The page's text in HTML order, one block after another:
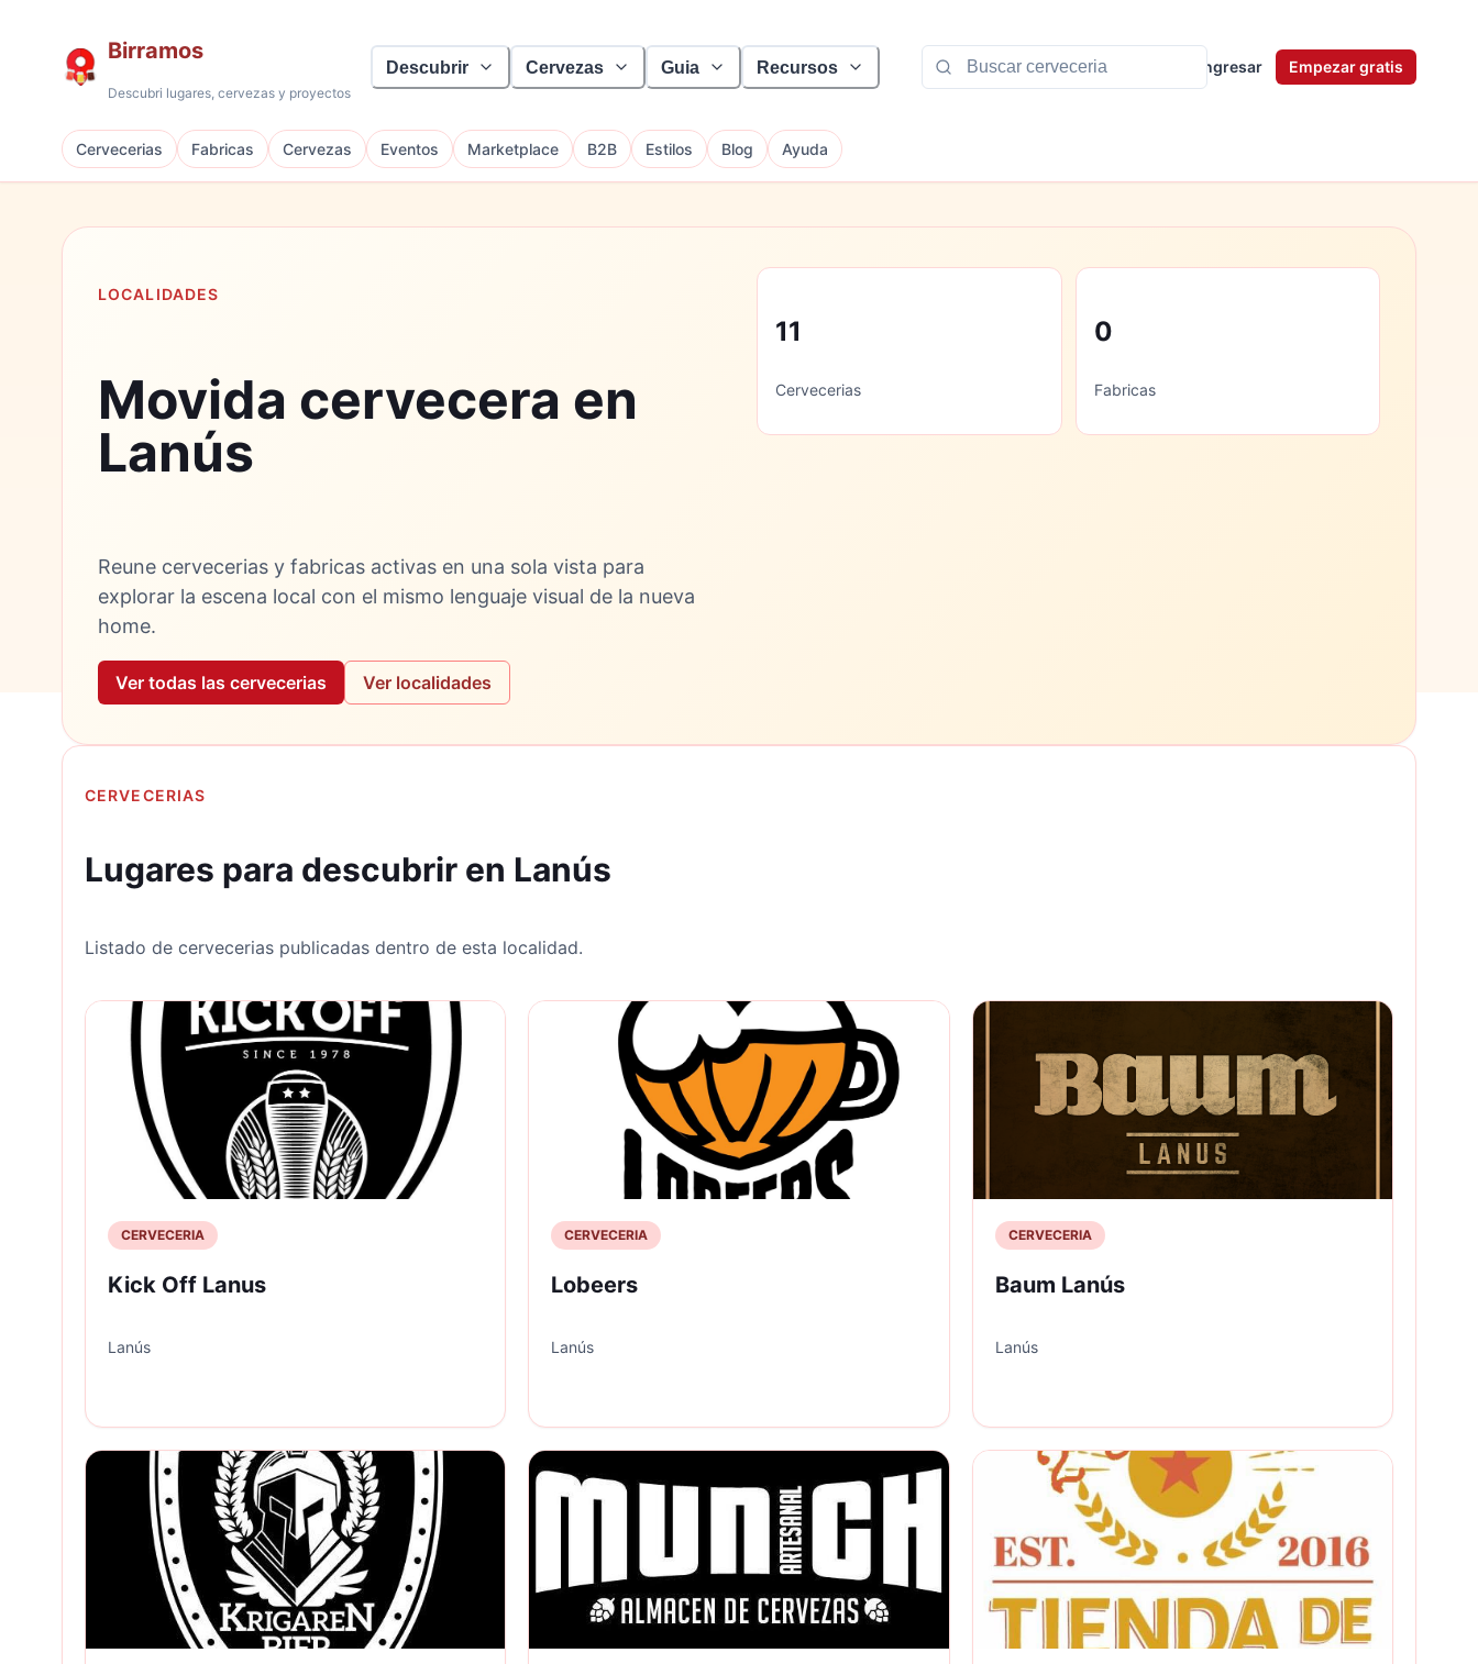
Birramos
Descubri lugares, cervezas y proyectos
Descubrir Cervezas Guia Recursos Ingresar Empezar gratis
Cervecerias Fabricas Cervezas Eventos Marketplace B2B Estilos Blog Ayuda
LOCALIDADES
Movida cervecera en
Lanús
Reune cervecerias y fabricas activas en una sola vista para
explorar la escena local con el mismo lenguaje visual de la nueva
home.
Ver todas las cervecerias Ver localidades
11
Cervecerias
0
Fabricas
CERVECERIAS
Lugares para descubrir en Lanús
Listado de cervecerias publicadas dentro de esta localidad.
CERVECERIA
Kick Off Lanus
Lanús
CERVECERIA
Lobeers
Lanús
CERVECERIA
Baum Lanús
Lanús